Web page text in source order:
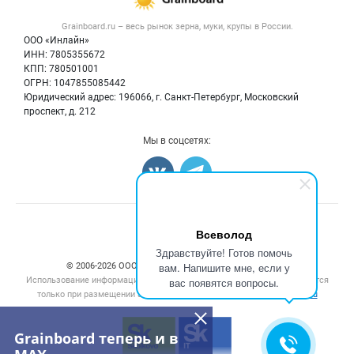
Всеволод
Здравствуйте! Готов помочь
вам. Напишите мне, если у
вас появятся вопросы.
Grainboard теперь и в
Grainboard.ru – весь рынок зерна, муки, крупы в России.
ООО «Инлайн»
ИНН: 7805355672
КПП: 780501001
ОГРН: 1047855085442
Юридический адрес: 196066, г. Санкт-Петербург, Московский
проспект, д. 212
Контактная информация
Политика обработки персональных данных
Крупы
Мука
Мы в соцсетях:
Счетчики, авторское право, логотипы
© 2006‑2026 ООО “Инлайн”. 12+ Все права защищены.
Использование информации, размещенной на данном сайте, допускается
только при размещении активной гиперссылки на сайт
grainboard.ru